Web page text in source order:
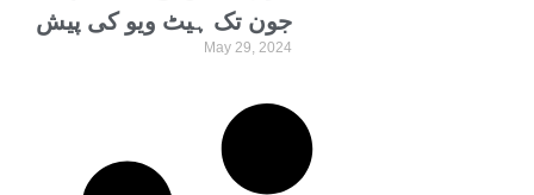
جون تک ہیٹ ویو کی پیش
گوئی
May 29, 2024